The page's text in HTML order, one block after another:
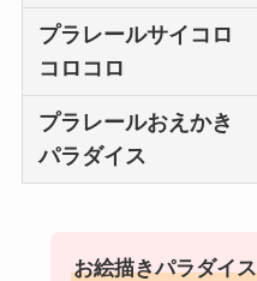
プラレールサイコロ
コロコロ
プラレールおえかき
パラダイス
お絵描きパラダイ